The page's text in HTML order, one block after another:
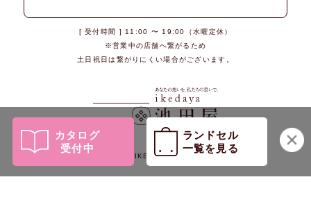
カタログ
受付中
ランドセル
一覧を見る
[ 受付時間 ] 11:00 〜 19:00（水曜定休）
※営業中の店舗へ繋がるため
土日祝日は繋がりにくい場合がございます。
© 2026 IKEDAYA Co., Ltd.